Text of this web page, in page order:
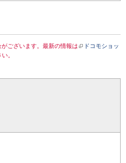
ございます。最新の情報は
ドコモショッ
。